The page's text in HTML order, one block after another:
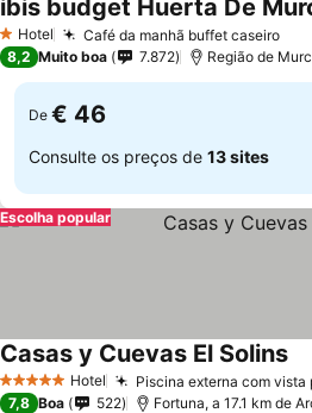
1 Estrelas
Hotel Café da manhã buffet caseiro
ibis budget Huerta De
8,2 Muito boa 7.872 Região de
De € 46
Consulte os preços de 13 sites
Escolha popular
5 Estrelas Hotel Piscina externa com vista
Casas y Cuevas El Solins
7,8 Boa 522 Fortuna, a 17.1 km de